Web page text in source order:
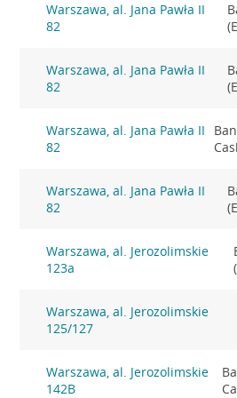
Warszawa, al. Jana Pawła II
82
Warszawa, al. Jana Pawła II
82
Warszawa, al. Jana Pawła II
82
Warszawa, al. Jana Pawła II
82
Warszawa, al. Jerozolimskie
123a
Warszawa, al. Jerozolimskie
125/127
Warszawa, al. Jerozolimskie
142B